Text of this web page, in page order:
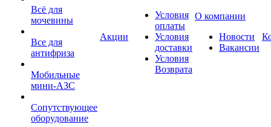
Всё для
мочевины
Все для
антифриза
Мобильные
мини-АЗС
Сопутствующее
оборудование
Акции
Условия
оплаты
Условия
доставки
Условия
Возврата
О компании
Новости
Вакансии